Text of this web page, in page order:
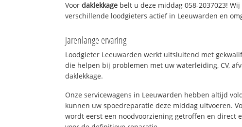
Voordaklekkage belt u deze middag 058-2037023!
verschillende loodgieters actief in Leeuwarden en
Jarenlange ervaring
Loodgieter Leeuwarden werkt uitsluitend met
die helpen bij problemen met uw waterleiding, CV,
daklekkage.
Onze servicewagens in Leeuwarden hebben altijd
kunnen uw spoedreparatie deze middag uitvoeren.
wordt eerst een noodvoorziening getroffen en direct